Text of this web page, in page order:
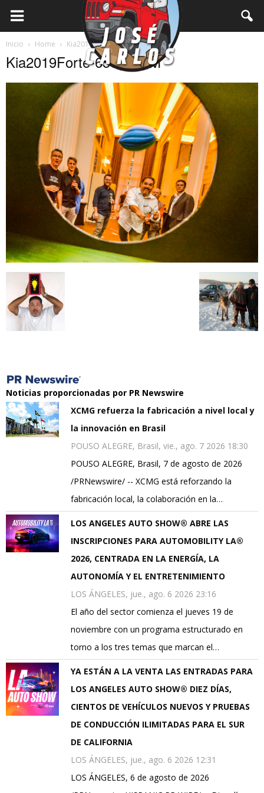
Inicio Home Kia2019Forte-656 JCDM
Kia2019Forte-656 JCDM
Noticias proporcionadas por PR Newswire
XCMG refuerza la fabricación a nivel local y
la innovación en Brasil
POUSO ALEGRE, Brasil, vie., ago. 7 2026 18:30
POUSO ALEGRE, Brasil, 7 de agosto de 2026
/PRNewswire/ -- XCMG está reforzando la
fabricación local, la colaboración en la…
LOS ANGELES AUTO SHOW® ABRE LAS
INSCRIPCIONES PARA AUTOMOBILITY LA®
2026, CENTRADA EN LA ENERGÍA, LA
AUTONOMÍA Y EL ENTRETENIMIENTO
LOS ÁNGELES, jue., ago. 6 2026 23:16
El año del sector comienza el jueves 19 de
noviembre con un programa estructurado en
torno a los tres temas que marcan el…
YA ESTÁN A LA VENTA LAS ENTRADAS PARA
LOS ANGELES AUTO SHOW® DIEZ DÍAS,
CIENTOS DE VEHÍCULOS NUEVOS Y PRUEBAS
DE CONDUCCIÓN ILIMITADAS PARA EL SUR
DE CALIFORNIA
LOS ÁNGELES, jue., ago. 6 2026 12:31
LOS ÁNGELES, 6 de agosto de 2026